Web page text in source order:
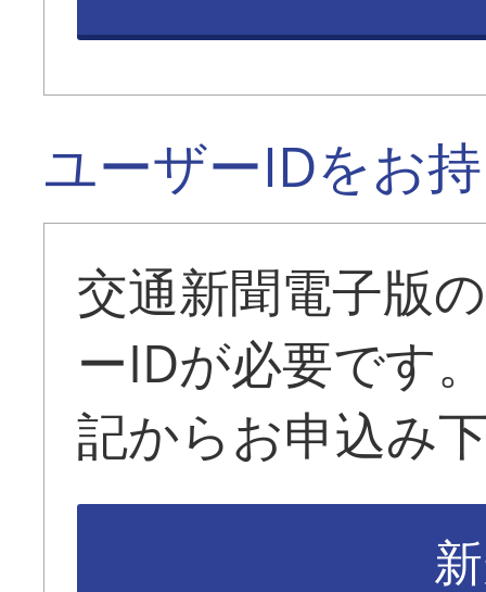
ユーザーIDをお
交通新聞電子版
ーIDが必要です
記からお申込み